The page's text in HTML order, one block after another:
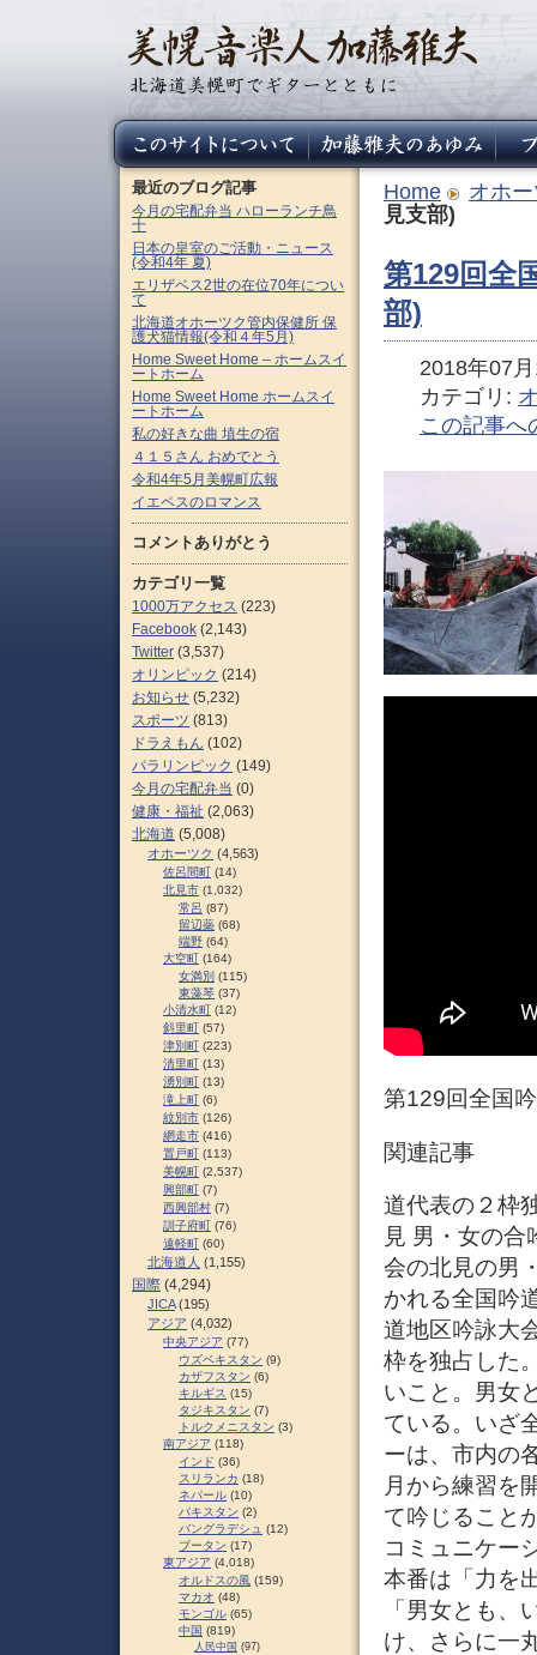
Home
オホ
見支部)
第129回全
部)
2018年07
カテゴリ:
この記事へ
第129回全国
関連記事
道代表の２枠
見 男・女の
会の北見の男
かれる全国吟
道地区吟詠大
枠を独占した
いこと。男女
ている。いざ
ーは、市内の
月から練習を
て吟じること
コミュニケー
本番は「力を
「男女とも
け、さらに一
最近のブログ記事
今月の宅配弁当 ハローランチ鳥
十
日本の皇室のご活動・ニュース
(令和4年 夏)
エリザベス2世の在位70年につい
て
北海道オホーツク管内保健所 保
護犬猫情報(令和４年5月)
Home Sweet Home – ホームスイ
ートホーム
Home Sweet Home ホームスイ
ートホーム
私の好きな曲 埴生の宿
４１５さん おめでとう
令和4年5月美幌町広報
イエペスのロマンス
コメントありがとう
カテゴリ一覧
1000万アクセス (223)
Facebook (2,143)
Twitter (3,537)
オリンピック (214)
お知らせ (5,232)
スポーツ (813)
ドラえもん (102)
パラリンピック (149)
今月の宅配弁当 (0)
健康・福祉 (2,063)
北海道 (5,008)
オホーツク (4,563)
佐呂間町 (14)
北見市 (1,032)
常呂 (87)
留辺蘂 (68)
端野 (64)
大空町 (164)
女満別 (115)
東藻琴 (37)
小清水町 (12)
斜里町 (57)
津別町 (223)
清里町 (13)
湧別町 (13)
滝上町 (6)
紋別市 (126)
網走市 (416)
置戸町 (113)
美幌町 (2,537)
興部町 (7)
西興部村 (7)
訓子府町 (76)
遠軽町 (60)
北海道人 (1,155)
国際 (4,294)
JICA(195)
アジア (4,032)
中央アジア (77)
ウズベキスタン (9)
カザフスタン (6)
キルギス (15)
タジキスタン (7)
トルクメニスタン (3)
南アジア (118)
インド (36)
スリランカ (18)
ネパール (10)
パキスタン (2)
バングラデシュ (12)
ブータン (17)
東アジア (4,018)
オルドスの風 (159)
マカオ (48)
モンゴル (65)
中国 (819)
人民中国 (97)